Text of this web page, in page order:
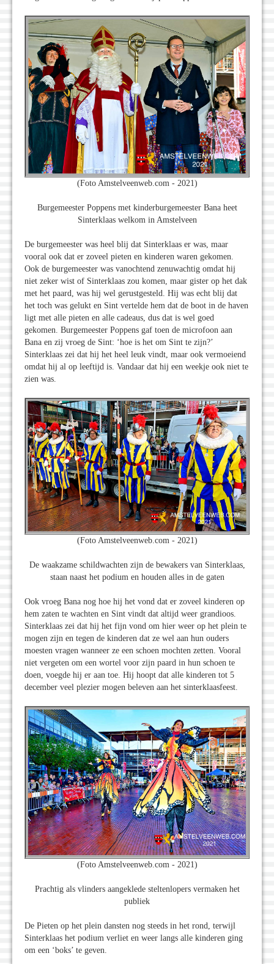
(Foto Amstelveenweb.com - 2021)
Burgemeester Poppens met kinderburgemeester Bana heet
Sinterklaas welkom in Amstelveen
De burgemeester was heel blij dat Sinterklaas er was, maar
vooral ook dat er zoveel pieten en kinderen waren gekomen.
Ook de burgemeester was vanochtend zenuwachtig omdat hij
niet zeker wist of Sinterklaas zou komen, maar gister op het dak
met het paard, was hij wel gerustgesteld. Hij was echt blij dat
het toch was gelukt en Sint vertelde hem dat de boot in de haven
ligt met alle pieten en alle cadeaus, dus dat is wel goed
gekomen. Burgemeester Poppens gaf toen de microfoon aan
Bana en zij vroeg de Sint: ‘hoe is het om Sint te zijn?’
Sinterklaas zei dat hij het heel leuk vindt, maar ook vermoeiend
omdat hij al op leeftijd is. Vandaar dat hij een weekje ook niet te
zien was.
(Foto Amstelveenweb.com - 2021)
De waakzame schildwachten zijn de bewakers van Sinterklaas,
staan naast het podium en houden alles in de gaten
Ook vroeg Bana nog hoe hij het vond dat er zoveel kinderen op
hem zaten te wachten en Sint vindt dat altijd weer grandioos.
Sinterklaas zei dat hij het fijn vond om hier weer op het plein te
mogen zijn en tegen de kinderen dat ze wel aan hun ouders
moesten vragen wanneer ze een schoen mochten zetten. Vooral
niet vergeten om een wortel voor zijn paard in hun schoen te
doen, voegde hij er aan toe. Hij hoopt dat alle kinderen tot 5
december veel plezier mogen beleven aan het sinterklaasfeest.
(Foto Amstelveenweb.com - 2021)
Prachtig als vlinders aangeklede steltenlopers vermaken het
publiek
De Pieten op het plein dansten nog steeds in het rond, terwijl
Sinterklaas het podium verliet en weer langs alle kinderen ging
om een ‘boks’ te geven.